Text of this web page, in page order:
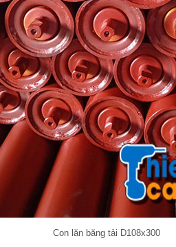
Con lăn băng tải D108x300